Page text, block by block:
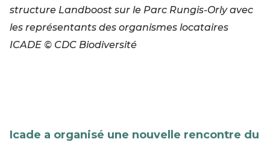
structure Landboost sur le Parc Rungis-Orly avec
les représentants des organismes locataires
ICADE © CDC Biodiversité
Icade a organisé une nouvelle rencontre du